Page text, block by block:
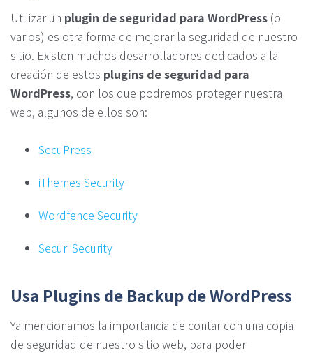
Utilizar un plugin de seguridad para WordPress (o
varios) es otra forma de mejorar la seguridad de nuestro
sitio. Existen muchos desarrolladores dedicados a la
creación de estos plugins de seguridad para
WordPress, con los que podremos proteger nuestra
web, algunos de ellos son:
SecuPress
iThemes Security
Wordfence Security
Securi Security
Usa Plugins de Backup de WordPress
Ya mencionamos la importancia de contar con una copia
de seguridad de nuestro sitio web, para poder